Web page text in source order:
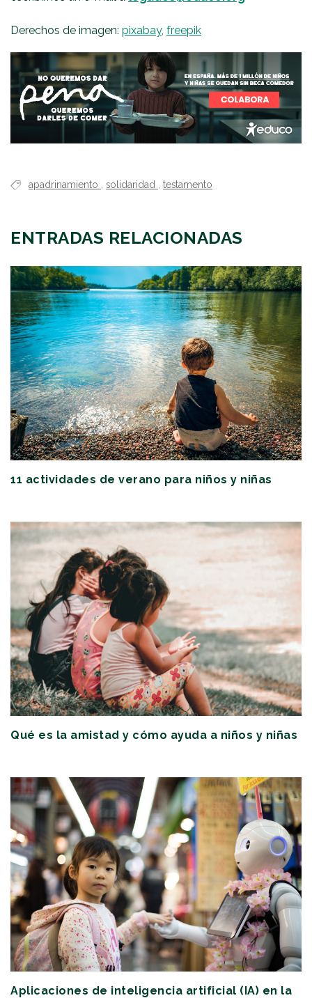
Derechos de imagen: pixabay, freepik
apadrinamiento solidaridad testamento
ENTRADAS RELACIONADAS
11 actividades de verano para niños y niñas
Qué es la amistad y cómo ayuda a niños y niñas
Aplicaciones de inteligencia artificial (IA) en la